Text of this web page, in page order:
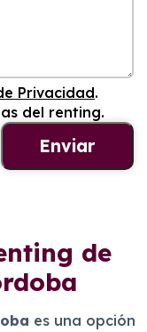
Privacidad.
del renting.
de
es una opción